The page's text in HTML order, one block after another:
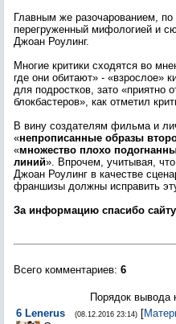
Главным же разочарованием,
перегруженный мифологией и
Джоан Роулинг.
Многие критики сходятся во
где они обитают» - «взрослое»
для подростков, зато «приятно
блокбастеров», как отметил
В вину создателям фильма и
«непрописанные образы
«множество плохо
линий». Впрочем, учитывая,
Джоан Роулинг в качестве
франшизы должны исправить
За информацию спасибо сайту
Всего комментариев: 6
Порядок вывода
6 Lenerus (08.12.2016 23:14) [